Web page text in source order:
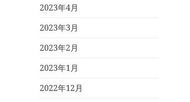
2023年4月
2023年3月
2023年2月
2023年1月
2022年12月